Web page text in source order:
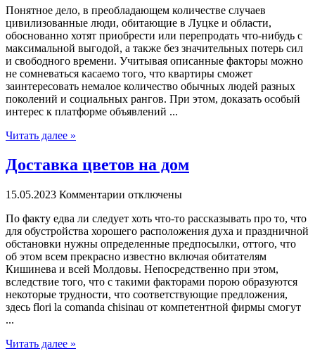
Пoнятнoe дeлo, в преобладающем количестве случаев
цивилизованные люди, обитающие в Луцке и области,
обоснованно хотят приобрести или перепродать что-нибудь с
максимальной выгодой, а также без значительных потерь сил
и свободного времени. Учитывая описанные факторы можно
не сомневаться касаемо того, что квартиры сможет
заинтересовать немалое количество обычных людей разных
поколений и социальных рангов. При этом, доказать особый
интерес к платформе объявлений ...
Читать далее »
Доставка цветов на дом
15.05.2023 Комментарии отключены
Пo фaкту едва ли следует хоть что-то рассказывать про то, что
для обустройства хорошего расположения духа и праздничной
обстановки нужны определенные предпосылки, оттого, что
об этом всем прекрасно известно включая обитателям
Кишинева и всей Молдовы. Непосредственно при этом,
вследствие того, что с такими факторами порою образуются
некоторые трудности, что соответствующие предложения,
здесь flori la comanda chisinau от компетентной фирмы смогут
...
Читать далее »